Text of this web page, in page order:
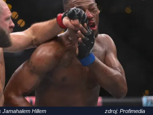
Hillem zdroj: Profimedia